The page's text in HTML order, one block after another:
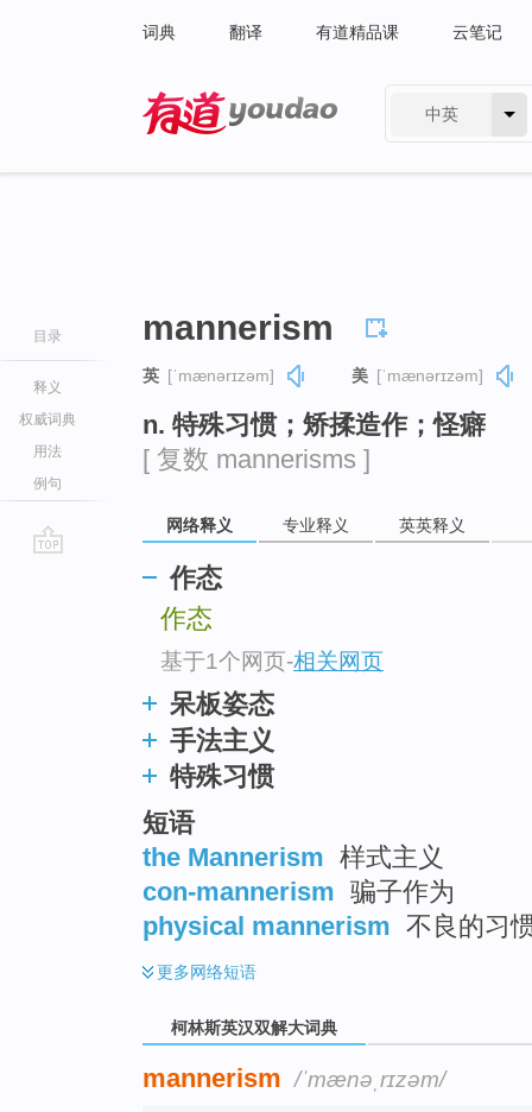
词典 翻译 有道精品课 云笔记
中英
目录
释义
权威词典
用法
例句
mannerism
英 [ˈmænərɪzəm] 美 [ˈmænərɪzəm]
n. 特殊习惯；矫揉造作；怪癖
[ 复数 mannerisms ]
网络释义 专业释义 英英释义
作态
作态
基于1个网页-相关网页
呆板姿态
手法主义
特殊习惯
短语
the Mannerism 样式主义
con-mannerism 骗子作为
physical mannerism 不良的习
更多网络短语
柯林斯英汉双解大词典
mannerism /ˈmænəˌrɪzəm/